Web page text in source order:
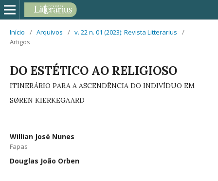
Início / Arquivos / v. 22 n. 01 (2023): Revista Litterarius
/
Artigos
DO ESTÉTICO AO RELIGIOSO
ITINERÁRIO PARA A ASCENDÊNCIA DO INDIVÍDUO EM
SØREN KIERKEGAARD
Willian José Nunes
Fapas
Douglas João Orben